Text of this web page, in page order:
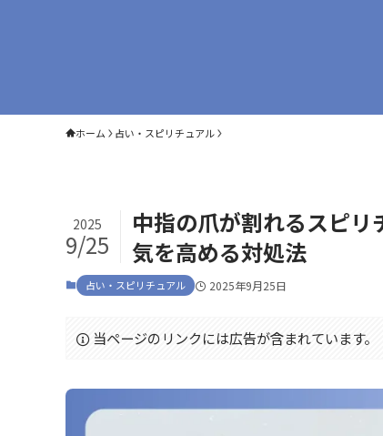
ホーム 占い・スピリチュアル
中指の爪が割れるスピ
気を高める対処法
2025
9/25
占い・スピリチュアル 2025年9月25日
当ページのリンクには広告が含まれています。